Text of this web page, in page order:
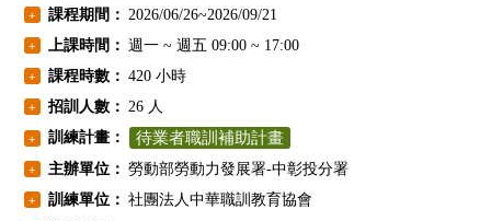
+ 課程期間： 2026/06/26~2026/09/21
+ 上課時間： 週一 ~ 週五 09:00 ~ 17:00
+ 課程時數： 420 小時
+ 招訓人數： 26 人
+ 訓練計畫： 待業者職訓補助計畫
+ 主辦單位： 勞動部勞動力發展署-中彰投分署
+ 訓練單位： 社團法人中華職訓教育協會